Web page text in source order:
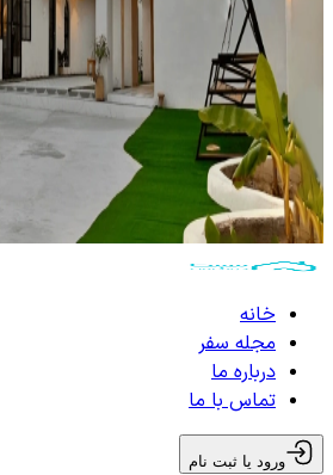
خانه
مجله سفر
درباره ما
تماس با ما
ورود یا ثبت نام